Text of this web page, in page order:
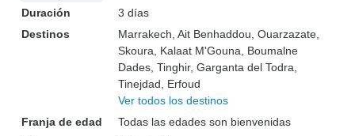
Duración
3 días
Destinos
Marrakech , Ait Benhaddou , Ouarzazate
Skoura , Kalaat M'Gouna , Boumalne
Dades , Tinghir, Garganta del Todra
Tinejdad , Erfoud
Ver todos los destinos
Franja de edad
Todas las edades son bienvenidas